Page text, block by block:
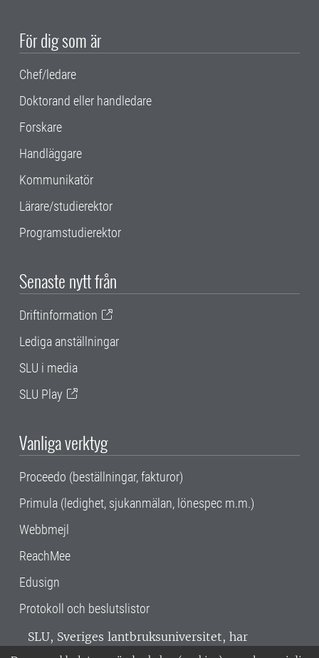
För dig som är
Chef/ledare
Doktorand eller handledare
Forskare
Handläggare
Kommunikatör
Lärare/studierektor
Programstudierektor
Senaste nytt från
Driftinformation
Lediga anställningar
SLU i media
SLU Play
Vanliga verktyg
Proceedo (beställningar, fakturor)
Primula (ledighet, sjukanmälan, lönespec m.m.)
Webbmejl
ReachMee
Edusign
Protokoll och beslutslistor
SLU, Sveriges lantbruksuniversitet, har
verksamhet över hela Sverige. Huvudorter är